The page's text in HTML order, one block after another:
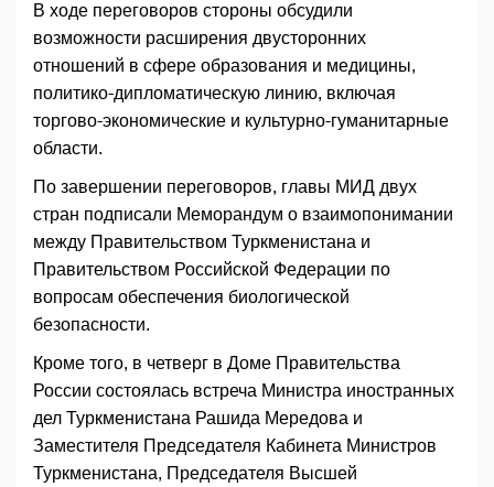
В ходе переговоров стороны обсудили
возможности расширения двусторонних
отношений в сфере образования и медицины,
политико-дипломатическую линию, включая
торгово-экономические и культурно-гуманитарные
области.
По завершении переговоров, главы МИД двух
стран подписали Меморандум о взаимопонимании
между Правительством Туркменистана и
Правительством Российской Федерации по
вопросам обеспечения биологической
безопасности.
Кроме того, в четверг в Доме Правительства
России состоялась встреча Министра иностранных
дел Туркменистана Рашида Мередова и
Заместителя Председателя Кабинета Министров
Туркменистана, Председателя Высшей